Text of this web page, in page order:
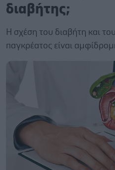
διαβήτης;
Η σχέση του διαβήτη και
παγκρέατος είναι